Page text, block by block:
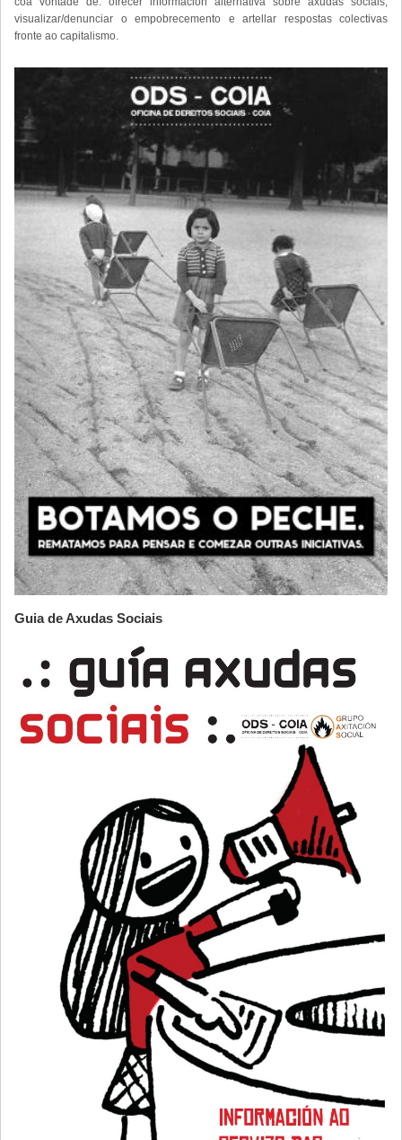
coa vontade de: ofrecer información alternativa sobre axudas sociais,
visualizar/denunciar o empobrecemento e artellar respostas colectivas
fronte ao capitalismo.
Guia de Axudas Sociais